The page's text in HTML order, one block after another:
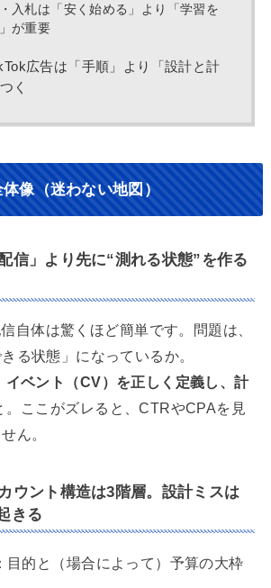
入札は「安く始める」より「学習を
が重要
広告は「手順」より「設計と計
く
像（迷わない地図）
信」より先に“測れる状態”を作る
自体は驚くほど簡単です。問題は、
る状態」になっているか。
イベント（CV）を正しく定義し、計
。ここがズレると、CTRやCPAを見
ん。
ウント構造は3階層。設計ミスは
きる
：目的と（場合によって）予算の大枠